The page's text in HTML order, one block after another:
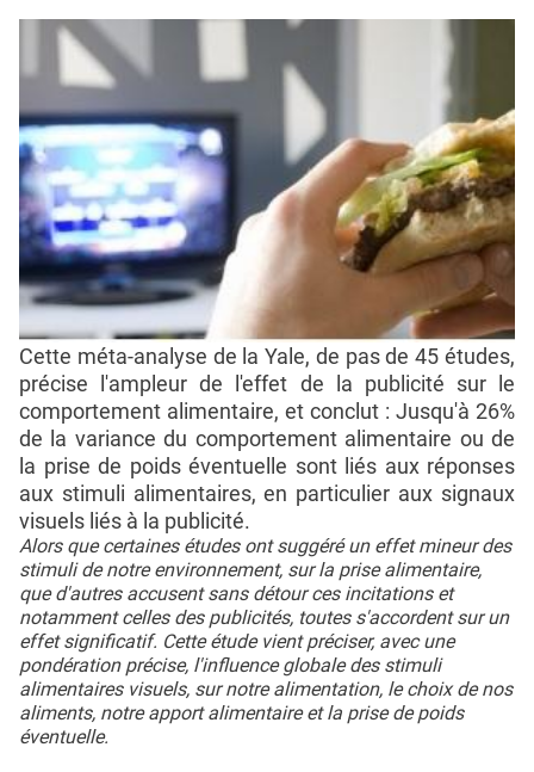
Cette méta-analyse de la Yale, de pas de 45 études,
précise l'ampleur de l'effet de la publicité sur le
comportement alimentaire, et conclut : Jusqu'à 26%
de la variance du comportement alimentaire ou de
la prise de poids éventuelle sont liés aux réponses
aux stimuli alimentaires, en particulier aux signaux
visuels liés à la publicité.
Alors que certaines études ont suggéré un effet mineur des
stimuli de notre environnement, sur la prise alimentaire,
que d'autres accusent sans détour ces incitations et
notamment celles des publicités, toutes s'accordent sur un
effet significatif. Cette étude vient préciser, avec une
pondération précise, l'influence globale des stimuli
alimentaires visuels, sur notre alimentation, le choix de nos
aliments, notre apport alimentaire et la prise de poids
éventuelle.